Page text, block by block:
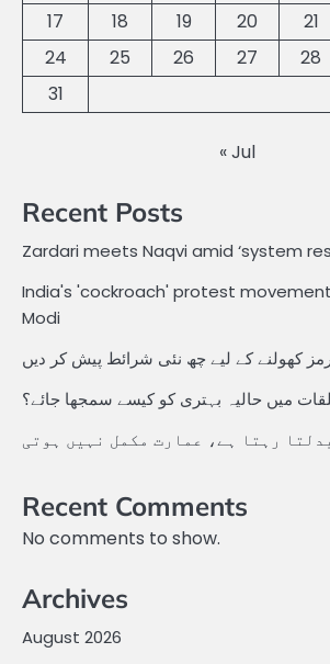
17
18 19 20 21
24
25 26 27 28
31
« Jul
Recent Posts
Zardari meets Naqvi amid ‘system
India's 'cockroach' protest
Modi
ہرمز کھولنے کے لیے چھ نئی شرائط پیش کر دیں
میں حالیہ بہتری کو کیسے سمجھا جائے؟
رہتا ہے، عمارت مکمل نہیں ہوتی
Recent Comments
No comments to show.
Archives
August 2026